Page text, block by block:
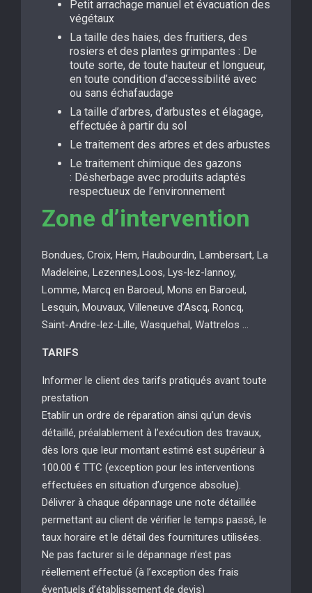
Petit arrachage manuel et évacuation des
végétaux
La taille des haies, des fruitiers, des
rosiers et des plantes grimpantes : De
toute sorte, de toute hauteur et longueur,
en toute condition d’accessibilité avec
ou sans échafaudage
La taille d’arbres, d’arbustes et élagage,
effectuée à partir du sol
Le traitement des arbres et des arbustes
Le traitement chimique des gazons
: Désherbage avec produits adaptés
respectueux de l’environnement
Zone d’intervention
Bondues, Croix, Hem, Haubourdin, Lambersart, La
Madeleine, Lezennes,Loos, Lys-lez-lannoy,
Lomme, Marcq en Baroeul, Mons en Baroeul,
Lesquin, Mouvaux, Villeneuve d’Ascq, Roncq,
Saint-Andre-lez-Lille, Wasquehal, Wattrelos …
TARIFS
Informer le client des tarifs pratiqués avant toute
prestation
Etablir un ordre de réparation ainsi qu’un devis
détaillé, préalablement à l’exécution des travaux,
dès lors que leur montant estimé est supérieur à
100.00 € TTC (exception pour les interventions
effectuées en situation d’urgence absolue).
Délivrer à chaque dépannage une note détaillée
permettant au client de vérifier le temps passé, le
taux horaire et le détail des fournitures utilisées.
Ne pas facturer si le dépannage n’est pas
réellement effectué (à l’exception des frais
éventuels d’établissement de devis)